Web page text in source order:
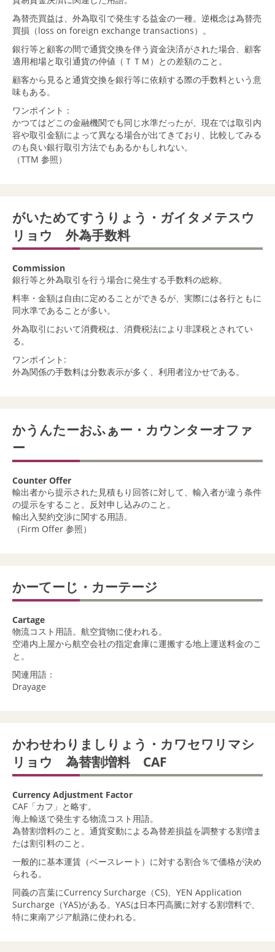
為替売買益は、外為取引で発生する益金の一種。逆概念は為替売
買損（loss on foreign exchange transactions）。
銀行等と顧客の間で通貨交換を伴う資金決済がされた場合、顧客
適用相場と取引通貨の仲値（ＴＴＭ）との差額のこと。
顧客から見ると通貨交換を銀行等に依頼する際の手数料という意
味もある。
ワンポイント：
かつてはどこの金融機関でも同じ水準だったが、現在では取引内
容や取引金額によって異なる場合が出てきており、比較してみる
のも良い銀行取引方法でもあるかもしれない。
（TTM 参照）
がいためてすうりょう・ガイタメテスウ
リョウ 外為手数料
Commission
銀行等と外為取引を行う場合に発生する手数料の総称。
料率・金額は自由に定めることができるが、実際には各行ともに
同水準であることが多い。
外為取引において消費税は、消費税法により非課税とされてい
る。
ワンポイント:
外為関係の手数料は分数表示が多く、利用者泣かせである。
かうんたーおふぁー・カウンターオファ
ー
Counter Offer
輸出者から提示された見積もり回答に対して、輸入者が違う条件
の提示をすること。反対申し込みのこと。
輸出入契約交渉に関する用語。
（Firm Offer 参照）
かーてーじ・カーテージ
Cartage
物流コスト用語。航空貨物に使われる。
空港内上屋から航空会社の指定倉庫に運搬する地上運送料金のこ
と。
関連用語：
Drayage
かわせわりましりょう・カワセワリマシ
リョウ 為替割増料 CAF
Currency Adjustment Factor
CAF「カフ」と略す。
海上輸送で発生する物流コスト用語。
為替割増料のこと。通貨変動による為替差損益を調整する割増ま
たは割引料のこと。
一般的に基本運賃（ベースレート）に対する割合％で価格が決め
られる。
同義の言葉にCurrency Surcharge（CS)、YEN Application
Surcharge（YAS)がある。YASは日本円高騰に対する割増料で、
特に東南アジア航路に使われる。